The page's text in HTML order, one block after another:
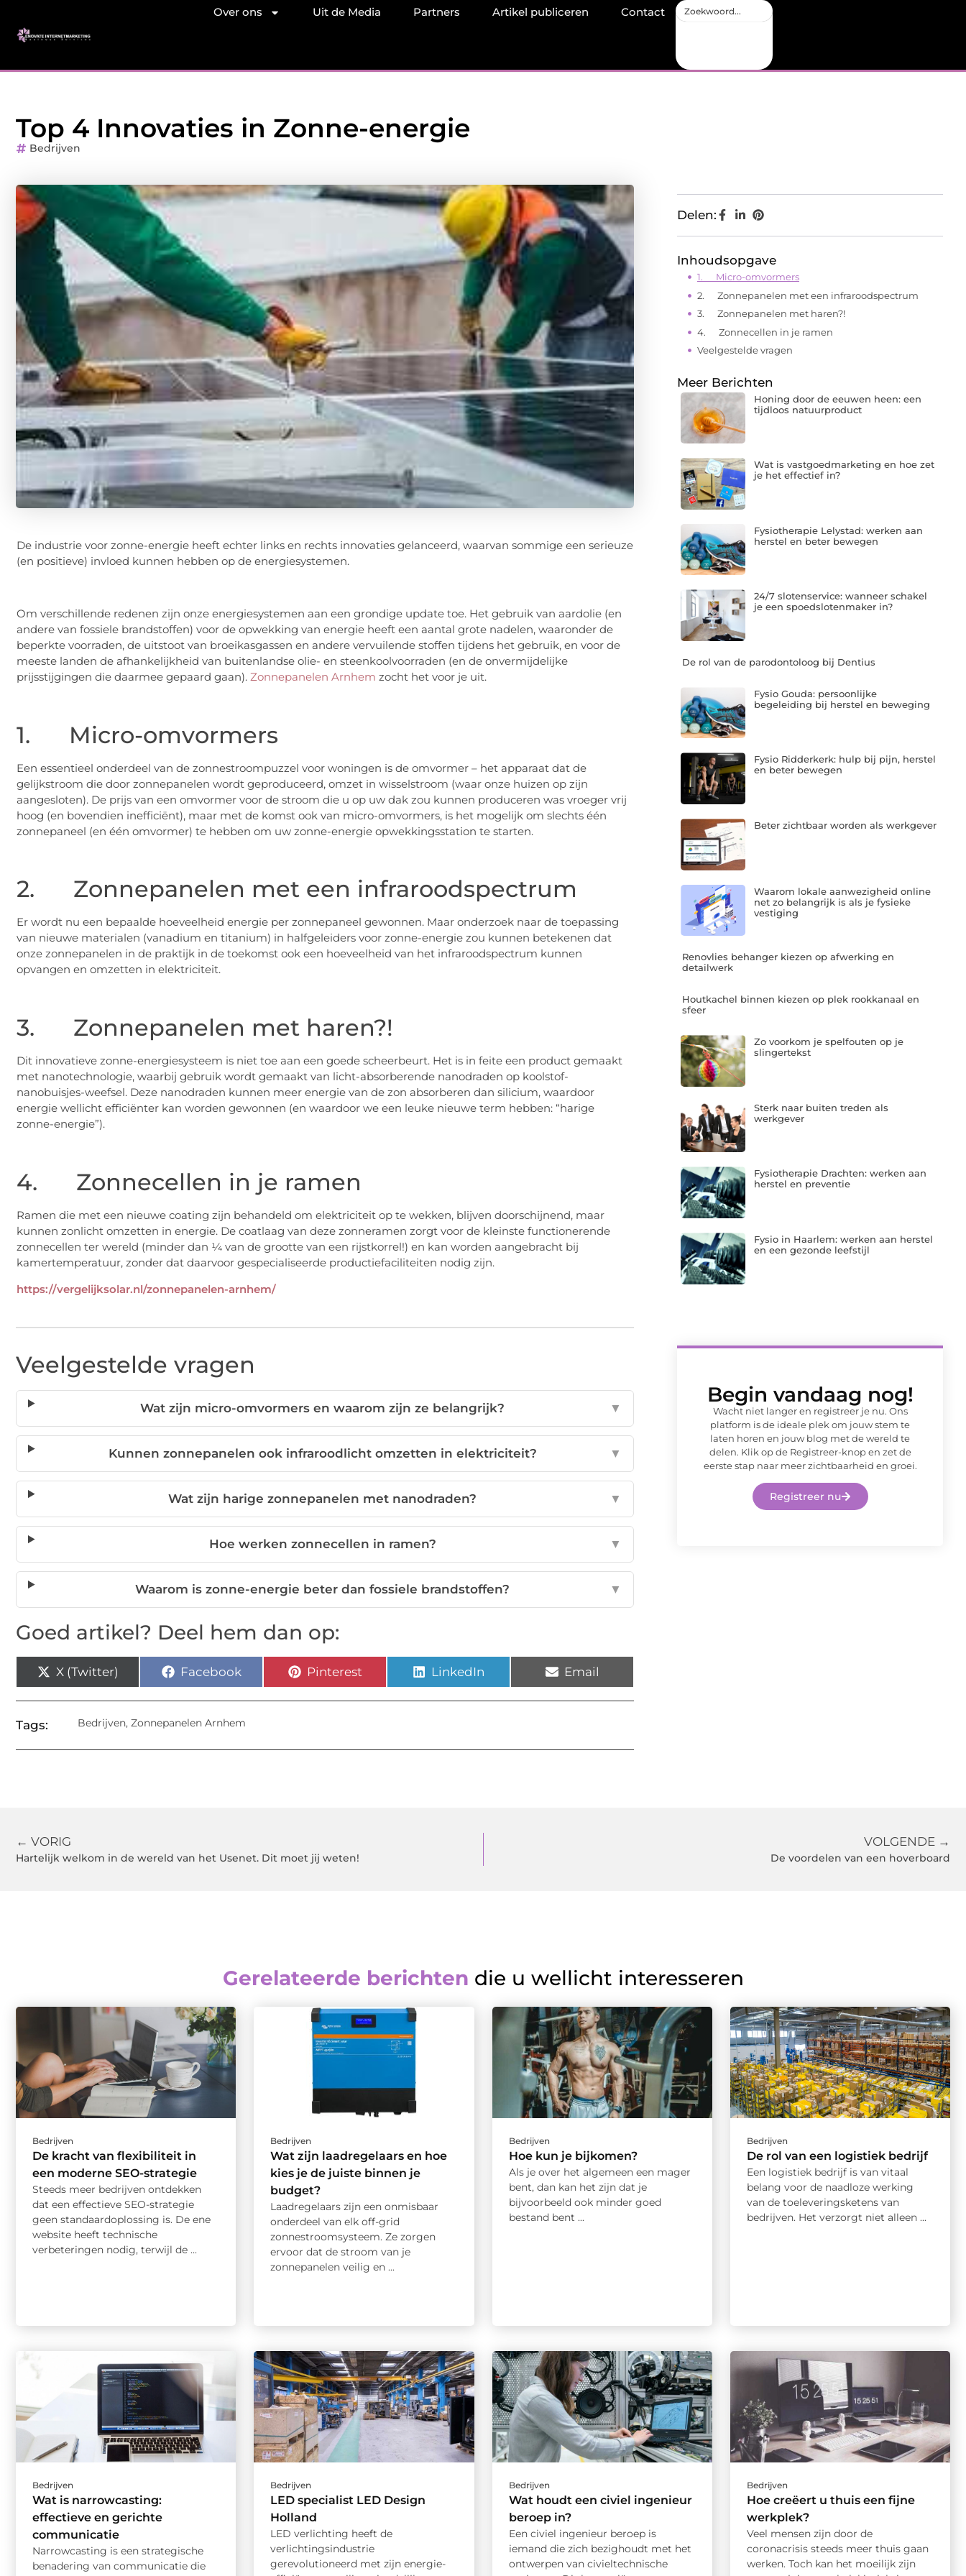
Over ons Uit de Media Partners Artikel publiceren Contact
Top 4 Innovaties in Zonne-energie
Bedrijven
De industrie voor zonne-energie heeft echter links en rechts innovaties gelanceerd, waarvan sommige een serieuze
(en positieve) invloed kunnen hebben op de energiesystemen.
Om verschillende redenen zijn onze energiesystemen aan een grondige update toe. Het gebruik van aardolie (en
andere van fossiele brandstoffen) voor de opwekking van energie heeft een aantal grote nadelen, waaronder de
beperkte voorraden, de uitstoot van broeikasgassen en andere vervuilende stoffen tijdens het gebruik, en voor de
meeste landen de afhankelijkheid van buitenlandse olie- en steenkoolvoorraden (en de onvermijdelijke
prijsstijgingen die daarmee gepaard gaan). Zonnepanelen Arnhem zocht het voor je uit.
1. Micro-omvormers
Een essentieel onderdeel van de zonnestroompuzzel voor woningen is de omvormer – het apparaat dat de
gelijkstroom die door zonnepanelen wordt geproduceerd, omzet in wisselstroom (waar onze huizen op zijn
aangesloten). De prijs van een omvormer voor de stroom die u op uw dak zou kunnen produceren was vroeger vrij
hoog (en bovendien inefficiënt), maar met de komst ook van micro-omvormers, is het mogelijk om slechts één
zonnepaneel (en één omvormer) te hebben om uw zonne-energie opwekkingsstation te starten.
2. Zonnepanelen met een infraroodspectrum
Er wordt nu een bepaalde hoeveelheid energie per zonnepaneel gewonnen. Maar onderzoek naar de toepassing
van nieuwe materialen (vanadium en titanium) in halfgeleiders voor zonne-energie zou kunnen betekenen dat
onze zonnepanelen in de praktijk in de toekomst ook een hoeveelheid van het infraroodspectrum kunnen
opvangen en omzetten in elektriciteit.
3. Zonnepanelen met haren?!
Dit innovatieve zonne-energiesysteem is niet toe aan een goede scheerbeurt. Het is in feite een product gemaakt
met nanotechnologie, waarbij gebruik wordt gemaakt van licht-absorberende nanodraden op koolstof-
nanobuisjes-weefsel. Deze nanodraden kunnen meer energie van de zon absorberen dan silicium, waardoor
energie wellicht efficiënter kan worden gewonnen (en waardoor we een leuke nieuwe term hebben: “harige
zonne-energie”).
4. Zonnecellen in je ramen
Ramen die met een nieuwe coating zijn behandeld om elektriciteit op te wekken, blijven doorschijnend, maar
kunnen zonlicht omzetten in energie. De coatlaag van deze zonneramen zorgt voor de kleinste functionerende
zonnecellen ter wereld (minder dan ¼ van de grootte van een rijstkorrel!) en kan worden aangebracht bij
kamertemperatuur, zonder dat daarvoor gespecialiseerde productiefaciliteiten nodig zijn.
https://vergelijksolar.nl/zonnepanelen-arnhem/
Veelgestelde vragen
Wat zijn micro-omvormers en waarom zijn ze belangrijk? ▼
Kunnen zonnepanelen ook infraroodlicht omzetten in elektriciteit? ▼
Wat zijn harige zonnepanelen met nanodraden? ▼
Hoe werken zonnecellen in ramen? ▼
Waarom is zonne-energie beter dan fossiele brandstoffen? ▼
Goed artikel? Deel hem dan op:
X (Twitter) Facebook Pinterest LinkedIn Email
Tags: Bedrijven, Zonnepanelen Arnhem
Delen:
Inhoudsopgave
1. Micro-omvormers
2. Zonnepanelen met een infraroodspectrum
3. Zonnepanelen met haren?!
4. Zonnecellen in je ramen
Veelgestelde vragen
Meer Berichten
Honing door de eeuwen heen: een
tijdloos natuurproduct
Wat is vastgoedmarketing en hoe zet
je het effectief in?
Fysiotherapie Lelystad: werken aan
herstel en beter bewegen
24/7 slotenservice: wanneer schakel
je een spoedslotenmaker in?
De rol van de parodontoloog bij Dentius
Fysio Gouda: persoonlijke
begeleiding bij herstel en beweging
Fysio Ridderkerk: hulp bij pijn, herstel
en beter bewegen
Beter zichtbaar worden als werkgever
Waarom lokale aanwezigheid online
net zo belangrijk is als je fysieke
vestiging
Renovlies behanger kiezen op afwerking en
detailwerk
Houtkachel binnen kiezen op plek rookkanaal en
sfeer
Zo voorkom je spelfouten op je
slingertekst
Sterk naar buiten treden als
werkgever
Fysiotherapie Drachten: werken aan
herstel en preventie
Fysio in Haarlem: werken aan herstel
en een gezonde leefstijl
Begin vandaag nog!
Wacht niet langer en registreer je nu. Ons
platform is de ideale plek om jouw stem te
laten horen en jouw blog met de wereld te
delen. Klik op de Registreer-knop en zet de
eerste stap naar meer zichtbaarheid en groei.
Registreer nu
← VORIG
Hartelijk welkom in de wereld van het Usenet. Dit moet jij weten!
VOLGENDE →
De voordelen van een hoverboard
Gerelateerde berichten die u wellicht interesseren
Bedrijven
De kracht van flexibiliteit in
een moderne SEO-strategie
Steeds meer bedrijven ontdekken
dat een effectieve SEO-strategie
geen standaardoplossing is. De ene
website heeft technische
verbeteringen nodig, terwijl de ...
Bedrijven
Wat zijn laadregelaars en hoe
kies je de juiste binnen je
budget?
Laadregelaars zijn een onmisbaar
onderdeel van elk off-grid
zonnestroomsysteem. Ze zorgen
ervoor dat de stroom van je
zonnepanelen veilig en ...
Bedrijven
Hoe kun je bijkomen?
Als je over het algemeen een mager
bent, dan kan het zijn dat je
bijvoorbeeld ook minder goed
bestand bent ...
Bedrijven
De rol van een logistiek bedrijf
Een logistiek bedrijf is van vitaal
belang voor de naadloze werking
van de toeleveringsketens van
bedrijven. Het verzorgt niet alleen ...
Bedrijven
Wat is narrowcasting:
effectieve en gerichte
communicatie
Narrowcasting is een strategische
benadering van communicatie die
Bedrijven
LED specialist LED Design
Holland
LED verlichting heeft de
verlichtingsindustrie
gerevolutioneerd met zijn energie-
Bedrijven
Wat houdt een civiel ingenieur
beroep in?
Een civiel ingenieur beroep is
iemand die zich bezighoudt met het
ontwerpen van civieltechnische
Bedrijven
Hoe creëert u thuis een fijne
werkplek?
Veel mensen zijn door de
coronacrisis steeds meer thuis gaan
werken. Toch kan het moeilijk zijn